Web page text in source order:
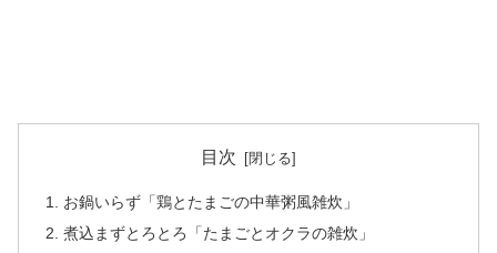
目次
お鍋いらず「鶏とたまごの中華粥風雑炊」
煮込まずとろとろ「たまごとオクラの雑炊」